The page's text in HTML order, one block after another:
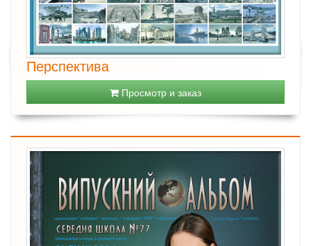
Перспектива
Просмотр и заказ